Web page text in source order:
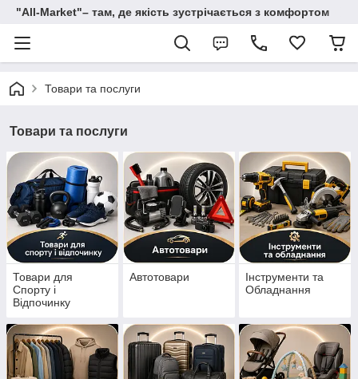
"All-Мarket"– там, де якість зустрічається з комфортом
Товари та послуги
Товари та послуги
Товари для
Спорту і
Відпочинку
Автотовари
Інструменти та
Обладнання